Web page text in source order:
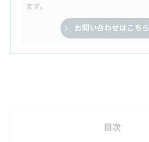
ます。
お問い合わせはこちら
目次